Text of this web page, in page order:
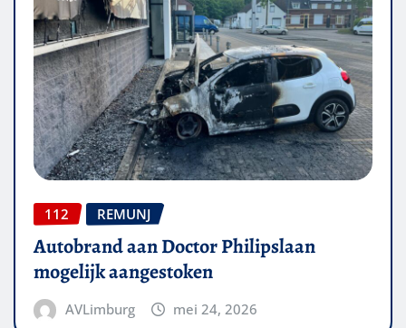
112 REMUNJ
Autobrand aan Doctor Philipslaan
mogelijk aangestoken
AVLimburg mei 24, 2026